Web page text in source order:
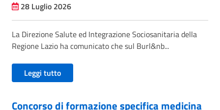
28 Luglio 2026
La Direzione Salute ed Integrazione Sociosanitaria della
Regione Lazio ha comunicato che sul Burl&nb...
Leggi tutto
Concorso di formazione specifica medicina